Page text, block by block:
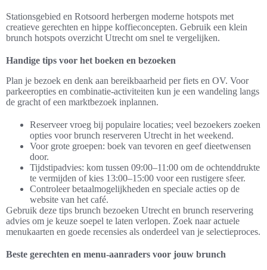
Stationsgebied en Rotsoord herbergen moderne hotspots met
creatieve gerechten en hippe koffieconcepten. Gebruik een klein
brunch hotspots overzicht Utrecht om snel te vergelijken.
Handige tips voor het boeken en bezoeken
Plan je bezoek en denk aan bereikbaarheid per fiets en OV. Voor
parkeeropties en combinatie-activiteiten kun je een wandeling langs
de gracht of een marktbezoek inplannen.
Reserveer vroeg bij populaire locaties; veel bezoekers zoeken
opties voor brunch reserveren Utrecht in het weekend.
Voor grote groepen: boek van tevoren en geef dieetwensen
door.
Tijdstipadvies: kom tussen 09:00–11:00 om de ochtenddrukte
te vermijden of kies 13:00–15:00 voor een rustigere sfeer.
Controleer betaalmogelijkheden en speciale acties op de
website van het café.
Gebruik deze tips brunch bezoeken Utrecht en brunch reservering
advies om je keuze soepel te laten verlopen. Zoek naar actuele
menukaarten en goede recensies als onderdeel van je selectieproces.
Beste gerechten en menu-aanraders voor jouw brunch